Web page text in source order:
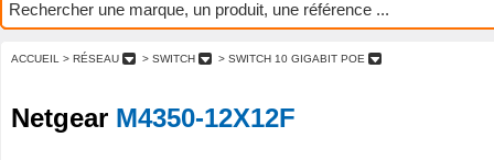
ACCUEIL > RÉSEAU > SWITCH > SWITCH 10 GIGABIT POE
Netgear M4350-12X12F